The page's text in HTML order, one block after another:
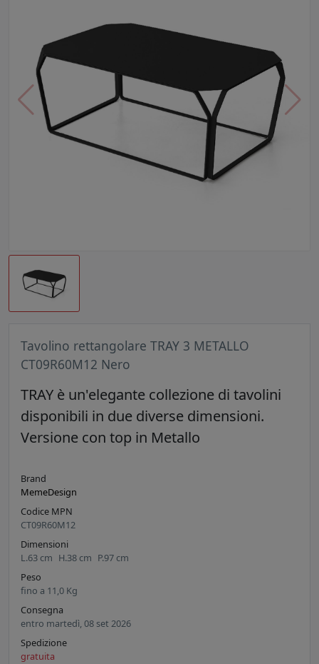
Tavolino rettangolare TRAY 3 METALLO
CT09R60M12 Nero
TRAY è un'elegante collezione di tavolini
disponibili in due diverse dimensioni.
Versione con top in Metallo
Brand
MemeDesign
Codice MPN
CT09R60M12
Dimensioni
L.63 cm H.38 cm P.97 cm
Peso
fino a 11,0 Kg
Consegna
entro martedì, 08 set 2026
Spedizione
gratuita